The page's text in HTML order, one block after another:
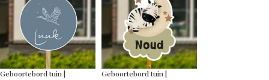
Geboortebord tuin |
Geboortebord tuin |